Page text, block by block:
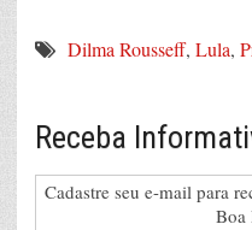
Dilma Rousseff, Lula,
Receba
Cadastre seu e-mail para
Boa